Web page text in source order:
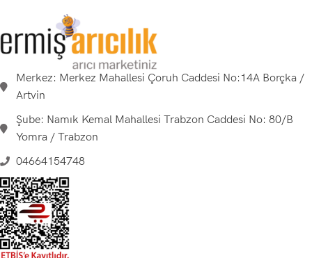
Merkez: Merkez Mahallesi Çoruh Caddesi No:14A Borçka /
Artvin
Şube: Namık Kemal Mahallesi Trabzon Caddesi No: 80/B
Yomra / Trabzon
04664154748